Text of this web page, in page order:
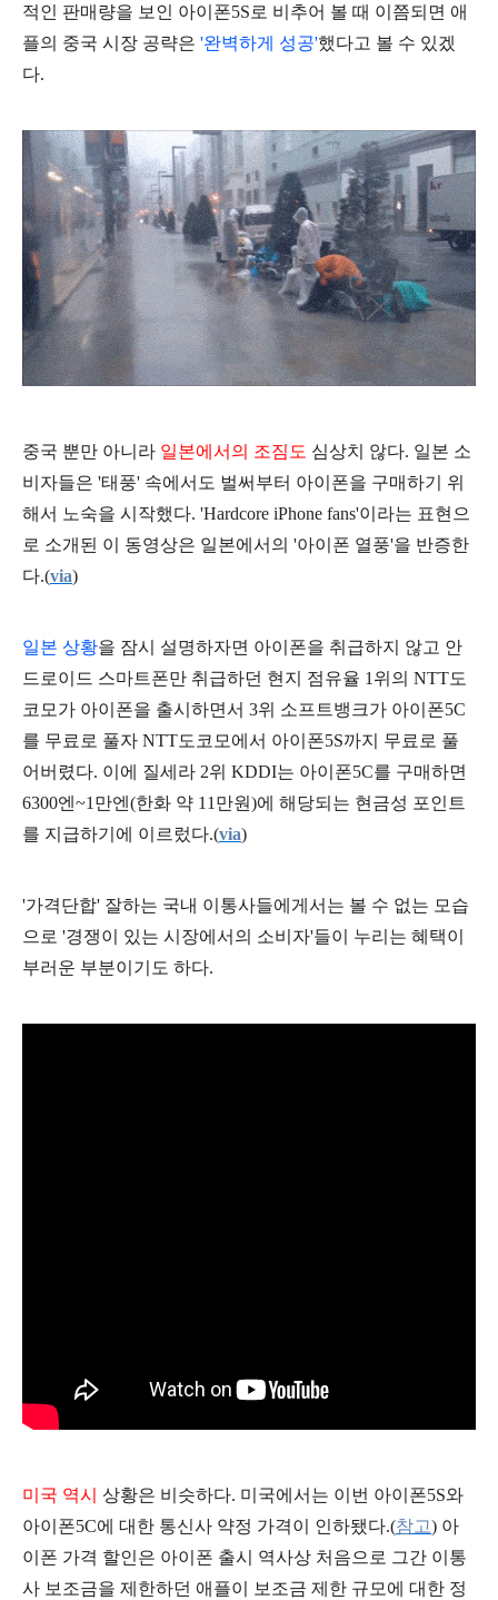
적인 판매량을 보인 아이폰5S로 비추어 볼 때 이쯤되면 애
플의 중국 시장 공략은 '완벽하게 성공'했다고 볼 수 있겠
다.
중국 뿐만 아니라 일본에서의 조짐도 심상치 않다. 일본 소
비자들은 '태풍' 속에서도 벌써부터 아이폰을 구매하기 위
해서 노숙을 시작했다. 'Hardcore iPhone fans'이라는 표현으
로 소개된 이 동영상은 일본에서의 '아이폰 열풍'을 반증한
다.(via)
일본 상황을 잠시 설명하자면 아이폰을 취급하지 않고 안
드로이드 스마트폰만 취급하던 현지 점유율 1위의 NTT도
코모가 아이폰을 출시하면서 3위 소프트뱅크가 아이폰5C
를 무료로 풀자 NTT도코모에서 아이폰5S까지 무료로 풀
어버렸다. 이에 질세라 2위 KDDI는 아이폰5C를 구매하면
6300엔~1만엔(한화 약 11만원)에 해당되는 현금성 포인트
를 지급하기에 이르렀다.(via)
'가격단합' 잘하는 국내 이통사들에게서는 볼 수 없는 모습
으로 '경쟁이 있는 시장에서의 소비자'들이 누리는 혜택이
부러운 부분이기도 하다.
미국 역시 상황은 비슷하다. 미국에서는 이번 아이폰5S와
아이폰5C에 대한 통신사 약정 가격이 인하됐다.(참고) 아
이폰 가격 할인은 아이폰 출시 역사상 처음으로 그간 이통
사 보조금을 제한하던 애플이 보조금 제한 규모에 대한 정